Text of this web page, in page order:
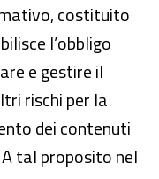
costituito
l’obbligo
e gestire il
rischi per la
dei contenuti
tal proposito nel